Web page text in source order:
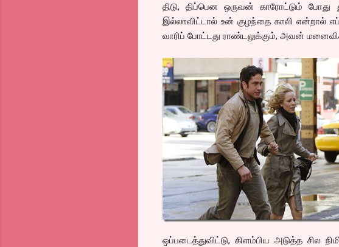
திடு, திப்பென ஒருவன் காரோட்டும்
இல்லாவிட்டால் உன் குழந்தை காலி என்றால்
வாரிப் போட்டது ராண்டலுக்கும், அவன்
ஒப்படைத்துவிட்டு, கிளம்பிய அடுத்த சில